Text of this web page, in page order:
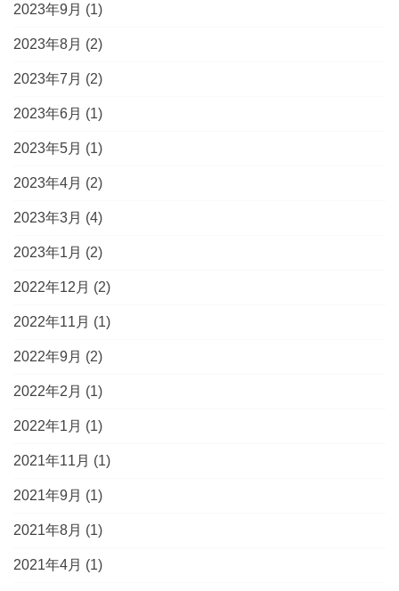
2023年9月 (1)
2023年8月 (2)
2023年7月 (2)
2023年6月 (1)
2023年5月 (1)
2023年4月 (2)
2023年3月 (4)
2023年1月 (2)
2022年12月 (2)
2022年11月 (1)
2022年9月 (2)
2022年2月 (1)
2022年1月 (1)
2021年11月 (1)
2021年9月 (1)
2021年8月 (1)
2021年4月 (1)